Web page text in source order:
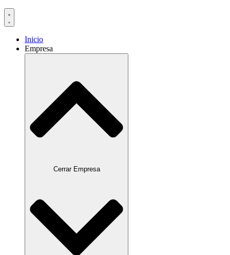
Inicio
Empresa
Cerrar Empresa